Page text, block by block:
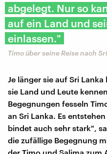
abgelegt. Nur so
auf ein Land und
einlassen."
Timo über seine Reise nach
Je länger sie auf Sri
sie Land und Leute
Begegnungen fesseln
an Sri Lanka. Es
bindet auch sehr stark",
die zufällige Begegnung